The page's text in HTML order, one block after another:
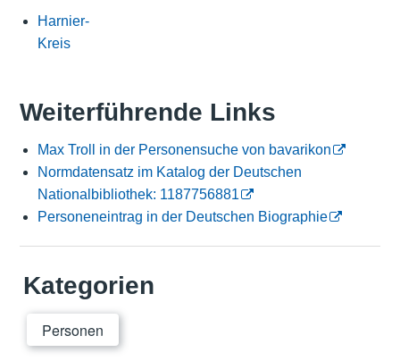
Harnier-
Kreis
Weiterführende Links
Max Troll in der Personensuche von bavarikon
Normdatensatz im Katalog der Deutschen
Nationalbibliothek: 1187756881
Personeneintrag in der Deutschen Biographie
Kategorien
Personen